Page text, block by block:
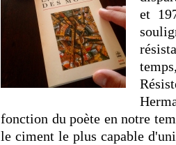
et
fonction du poète en notre
le ciment le plus capable